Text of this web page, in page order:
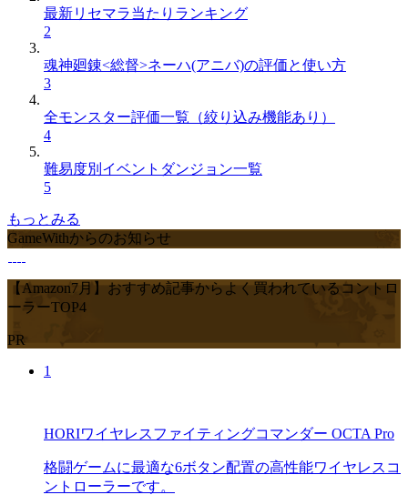
最新リセマラ当たりランキング
2
魂神廻錬<総督>ネーハ(アニバ)の評価と使い方
3
全モンスター評価一覧（絞り込み機能あり）
4
難易度別イベントダンジョン一覧
5
もっとみる
GameWithからのお知らせ
【Amazon7月】おすすめ記事からよく買われているコントロ
ーラーTOP4
PR
1
HORIワイヤレスファイティングコマンダー OCTA Pro
格闘ゲームに最適な6ボタン配置の高性能ワイヤレスコ
ントローラーです。